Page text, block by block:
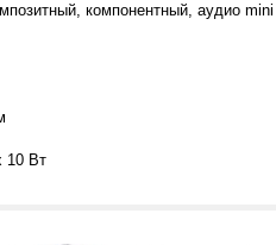
компонентный, аудио
10 Вт